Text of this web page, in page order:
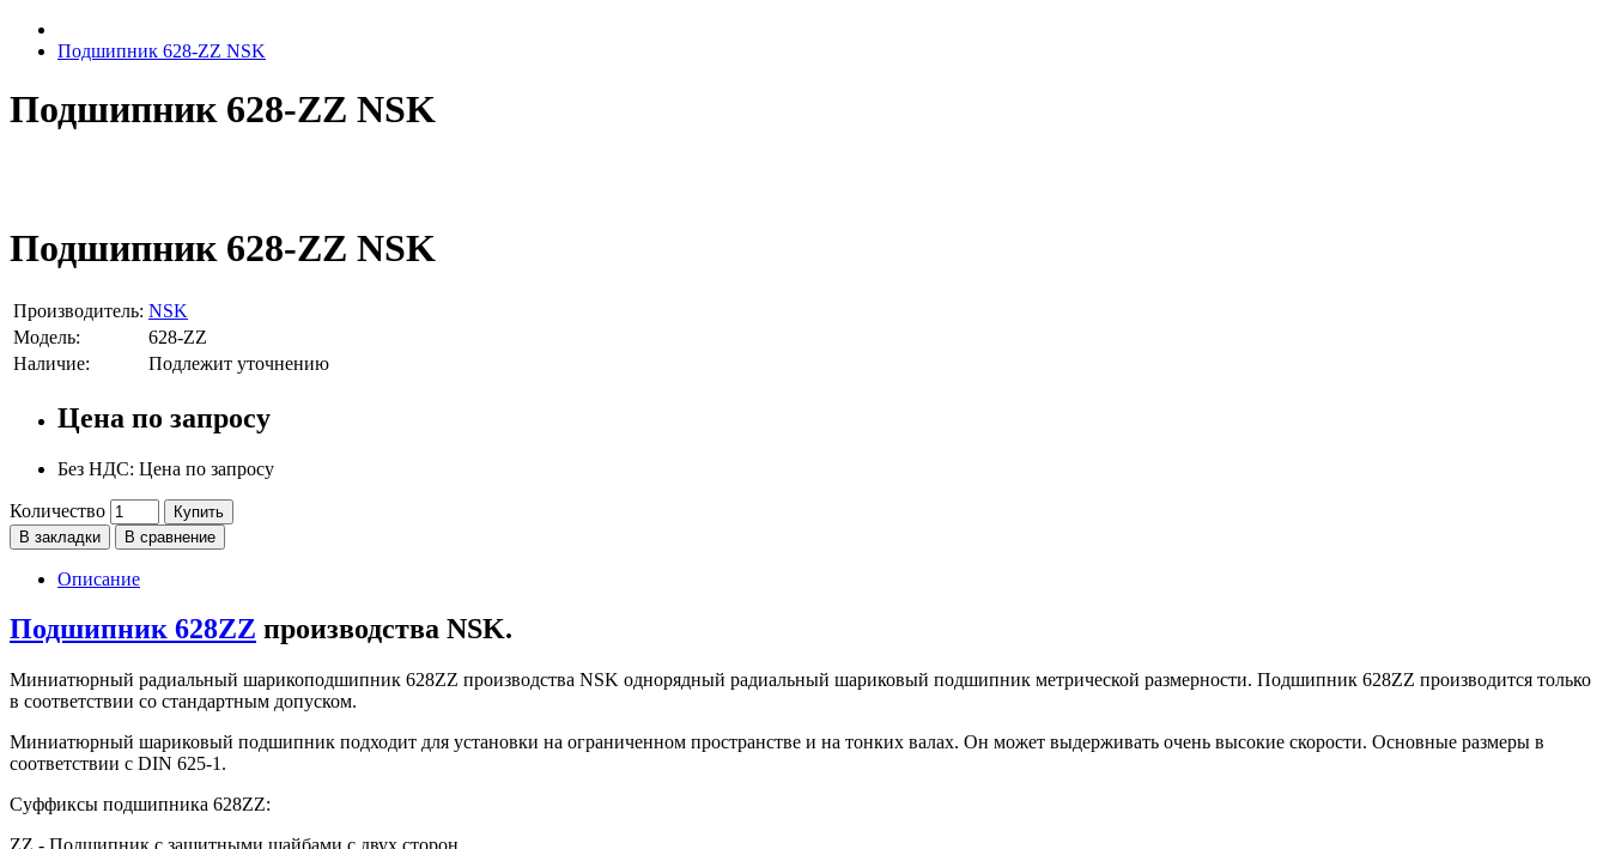
Подшипник 628-ZZ NSK
Подшипник 628-ZZ NSK
Подшипник 628-ZZ NSK
Производитель: NSK
Модель:
628-ZZ
Наличие:
Подлежит уточнению
Цена по запросу
Без НДС: Цена по запросу
Количество
Купить
В закладки
В сравнение
Описание
Подшипник 628ZZ производства NSK.
Миниатюрный радиальный шарикоподшипник 628ZZ производства NSK однорядный радиальный шариковый подшипник метрической размерности. Подшипник 628ZZ производится только
в соответствии со стандартным допуском.
Миниатюрный шариковый подшипник подходит для установки на ограниченном пространстве и на тонких валах. Он может выдерживать очень высокие скорости. Основные размеры в
соответствии с DIN 625-1.
Суффиксы подшипника 628ZZ: